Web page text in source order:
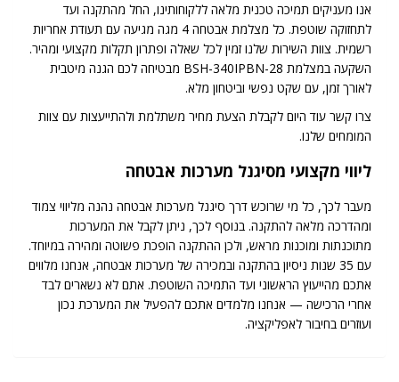
אנו מעניקים תמיכה טכנית מלאה ללקוחותינו, החל מהתקנה ועד
לתחזוקה שוטפת. כל מצלמת אבטחה 4 מגה מגיעה עם תעודת אחריות
רשמית. צוות השירות שלנו זמין לכל שאלה ופתרון תקלות מקצועי ומהיר.
השקעה במצלמת BSH-340IPBN-28 מבטיחה לכם הגנה מיטבית
לאורך זמן, עם שקט נפשי וביטחון מלא.
צרו קשר עוד היום לקבלת הצעת מחיר משתלמת ולהתייעצות עם צוות
המומחים שלנו.
ליווי מקצועי מסיגנל מערכות אבטחה
מעבר לכך, כל מי שרוכש דרך סיגנל מערכות אבטחה נהנה מליווי צמוד
ומהדרכה מלאה להתקנה. בנוסף לכך, ניתן לקבל את המערכות
מתוכנתות ומוכנות מראש, ולכן ההתקנה הופכת פשוטה ומהירה במיוחד.
עם 35 שנות ניסיון בהתקנה ובמכירה של מערכות אבטחה, אנחנו מלווים
אתכם מהייעוץ הראשוני ועד התמיכה השוטפת. אתם לא נשארים לבד
אחרי הרכישה — אנחנו מלמדים אתכם להפעיל את המערכת נכון
ועוזרים בחיבור לאפליקציה.